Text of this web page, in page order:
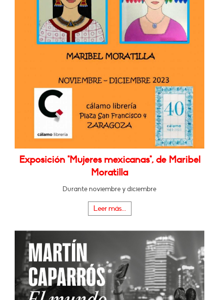
Exposición "Mujeres mexicanas", de Maribel
Moratilla
Durante noviembre y diciembre
Leer más...